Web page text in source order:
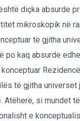
diçka absurde
mikroskopik në
të gjitha
po kaq absurde edhe
të gjitha universet
Atëherë, si mundet të
e